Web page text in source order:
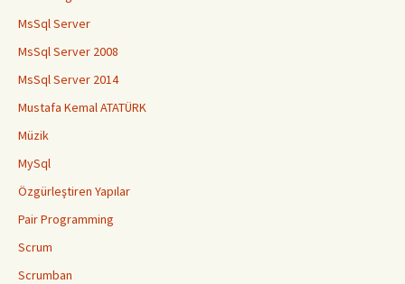
MsSql Server
MsSql Server 2008
MsSql Server 2014
Mustafa Kemal ATATÜRK
Müzik
MySql
Özgürleştiren Yapılar
Pair Programming
Scrum
Scrumban